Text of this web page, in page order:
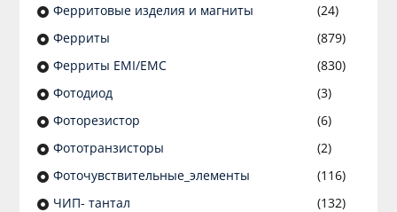
Ферритовые изделия и магниты
(24)
Ферриты
(879)
Ферриты EMI/EMC
(830)
Фотодиод
(3)
Фоторезистор
(6)
Фототранзисторы
(2)
Фоточувствительные_элементы
(116)
ЧИП- тантал
(132)